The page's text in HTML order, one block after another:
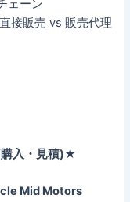
ェーン
接販売 vs 販売代理
入・見積)★
Mid Motors